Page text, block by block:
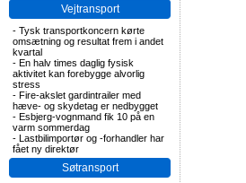
Vejtransport
- Tysk transportkoncern kørte
omsætning og resultat frem i andet
kvartal
- En halv times daglig fysisk
aktivitet kan forebygge alvorlig
stress
- Fire-akslet gardintrailer med
hæve- og skydetag er nedbygget
- Esbjerg-vognmand fik 10 på en
varm sommerdag
- Lastbilimportør og -forhandler har
fået ny direktør
Søtransport